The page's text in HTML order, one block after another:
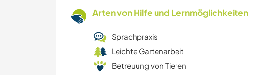
Arten von Hilfe und Lernmöglichkeiten
Sprachpraxis
Leichte Gartenarbeit
Betreuung von Tieren